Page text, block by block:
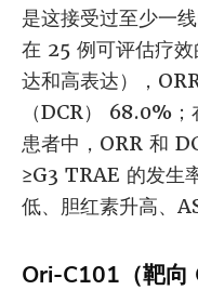
是这接受过至少一
在 25 例可评估疗
达和高表达），
（DCR） 68.0%
患者中，ORR 和
≥G3 TRAE 的发生
低、胆红素升高、
Ori-C101（靶向